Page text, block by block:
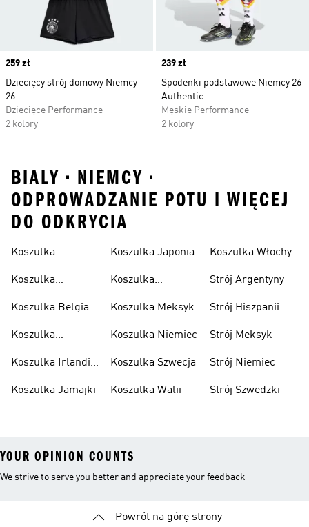
Price
259 zł
Dziecięcy strój domowy Niemcy
26
Dziecięce Performance
2 kolory
Price
239 zł
Spodenki podstawowe Niemcy 26
Authentic
Męskie Performance
2 kolory
BIALY • NIEMCY •
ODPROWADZANIE POTU I WIĘCEJ
DO ODKRYCIA
Koszulka
Koszulka
Koszulka Belgia
Koszulka
Koszulka Irlandii
Koszulka Jamajki
Koszulka Japonia
Koszulka
Koszulka Meksyk
Koszulka Niemiec
Koszulka Szwecja
Koszulka Walii
Koszulka Włochy
Strój Argentyny
Strój Hiszpanii
Strój Meksyk
Strój Niemiec
Strój Szwedzki
YOUR OPINION COUNTS
We strive to serve you better and appreciate your feedback
Powrót na górę strony